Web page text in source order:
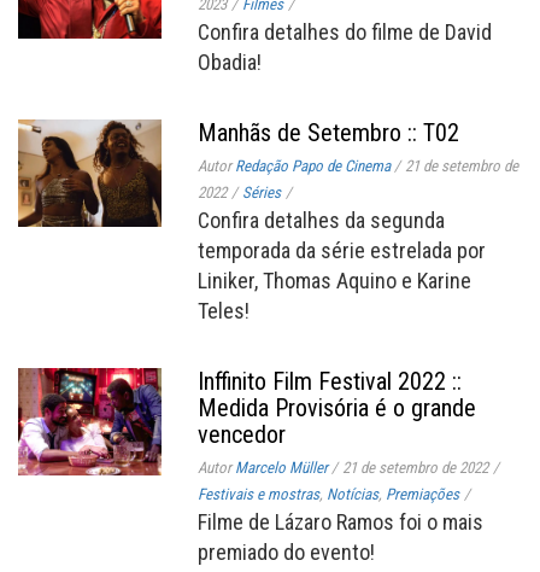
2023 / Filmes /
Confira detalhes do filme de David
Obadia!
Manhãs de Setembro :: T02
AutorRedação Papo de Cinema / 21 de setembro de
2022 / Séries /
Confira detalhes da segunda
temporada da série estrelada por
Liniker, Thomas Aquino e Karine
Teles!
Inffinito Film Festival 2022 ::
Medida Provisória é o grande
vencedor
AutorMarcelo Müller / 21 de setembro de 2022 /
Festivais e mostras, Notícias, Premiações /
Filme de Lázaro Ramos foi o mais
premiado do evento!